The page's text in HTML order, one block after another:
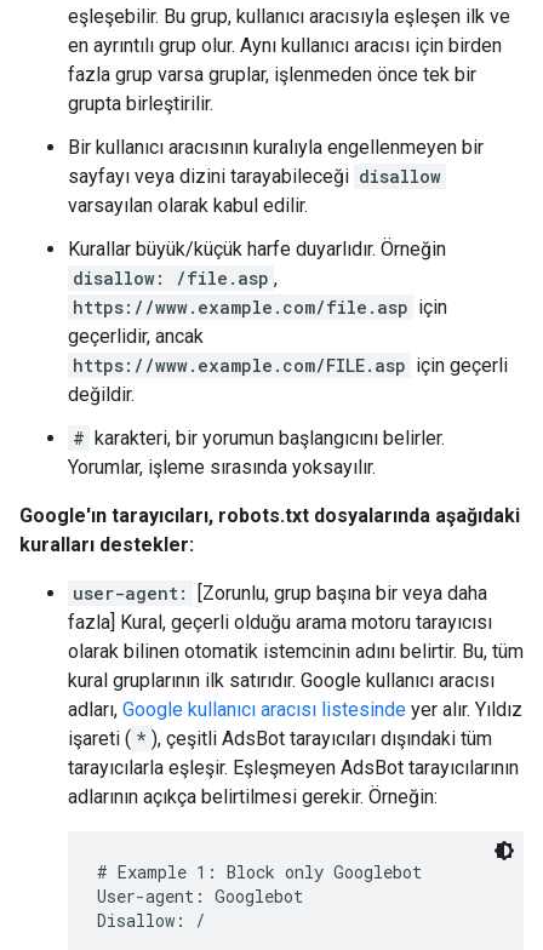
eşleşebilir. Bu grup, kullanıcı aracısıyla eşleşen ilk ve
en ayrıntılı grup olur. Aynı kullanıcı aracısı için birden
fazla grup varsa gruplar, işlenmeden önce tek bir
grupta birleştirilir.
Bir kullanıcı aracısının kuralıyla engellenmeyen bir
sayfayı veya dizini tarayabileceği disallow
varsayılan olarak kabul edilir.
Kurallar büyük/küçük harfe duyarlıdır. Örneğin
disallow: /file.asp ,
https://www.example.com/file.asp için
geçerlidir, ancak
https://www.example.com/FILE.asp için geçerli
değildir.
# karakteri, bir yorumun başlangıcını belirler.
Yorumlar, işleme sırasında yoksayılır.
Google'ın tarayıcıları, robots.txt dosyalarında aşağıdaki
kuralları destekler:
user-agent:
[Zorunlu, grup başına bir veya daha
fazla] Kural, geçerli olduğu arama motoru tarayıcısı
olarak bilinen otomatik istemcinin adını belirtir. Bu, tüm
kural gruplarının ilk satırıdır. Google kullanıcı aracısı
adları, Google kullanıcı aracısı listesinde yer alır. Yıldız
işareti ( * ), çeşitli AdsBot tarayıcıları dışındaki tüm
tarayıcılarla eşleşir. Eşleşmeyen AdsBot tarayıcılarının
adlarının açıkça belirtilmesi gerekir. Örneğin:
# Example 1: Block only Googlebot
User-agent: Googlebot
Disallow: /